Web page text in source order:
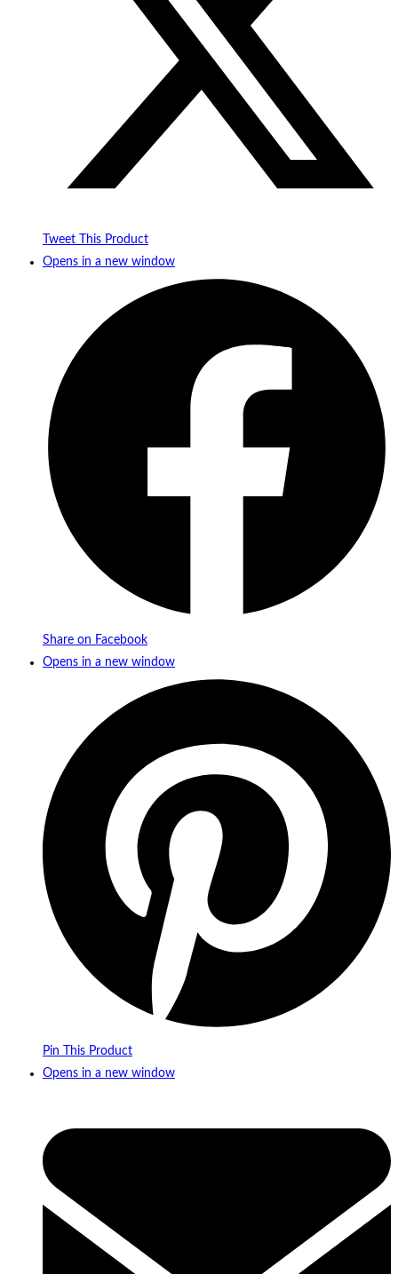
Tweet This Product
Opens in a new window
Share on Facebook
Opens in a new window
Pin This Product
Opens in a new window